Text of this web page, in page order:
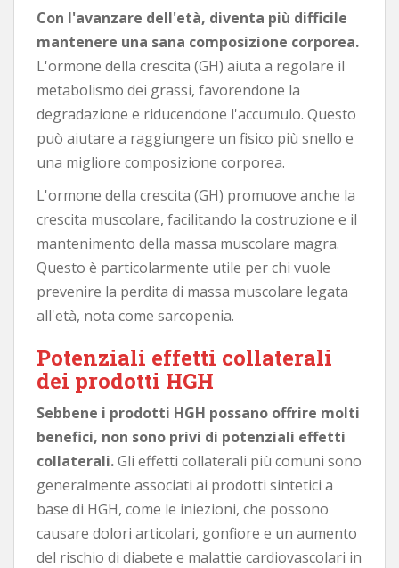
Con l'avanzare dell'età, diventa più difficile
mantenere una sana composizione corporea.
L'ormone della crescita (GH) aiuta a regolare il
metabolismo dei grassi, favorendone la
degradazione e riducendone l'accumulo. Questo
può aiutare a raggiungere un fisico più snello e
una migliore composizione corporea.
L'ormone della crescita (GH) promuove anche la
crescita muscolare, facilitando la costruzione e il
mantenimento della massa muscolare magra.
Questo è particolarmente utile per chi vuole
prevenire la perdita di massa muscolare legata
all'età, nota come sarcopenia.
Potenziali effetti collaterali
dei prodotti HGH
Sebbene i prodotti HGH possano offrire molti
benefici, non sono privi di potenziali effetti
collaterali.Gli effetti collaterali più comuni sono
generalmente associati ai prodotti sintetici a
base di HGH, come le iniezioni, che possono
causare dolori articolari, gonfiore e un aumento
del rischio di diabete e malattie cardiovascolari in